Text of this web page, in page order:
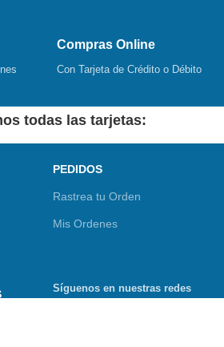
Compras Online
Con Tarjeta de Crédito o Débito
todas las tarjetas:
PEDIDOS
Rastrea tu Orden
Mis Ordenes
Síguenos en nuestras redes